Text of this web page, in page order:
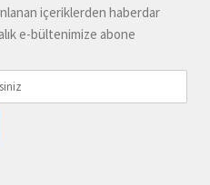
içeriklerden haberdar
e-bültenimize abone